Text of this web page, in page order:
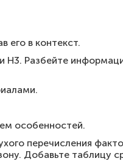
его в контекст.
H3. Разбейте
особенностей.
перечисления
Добавьте таблицу